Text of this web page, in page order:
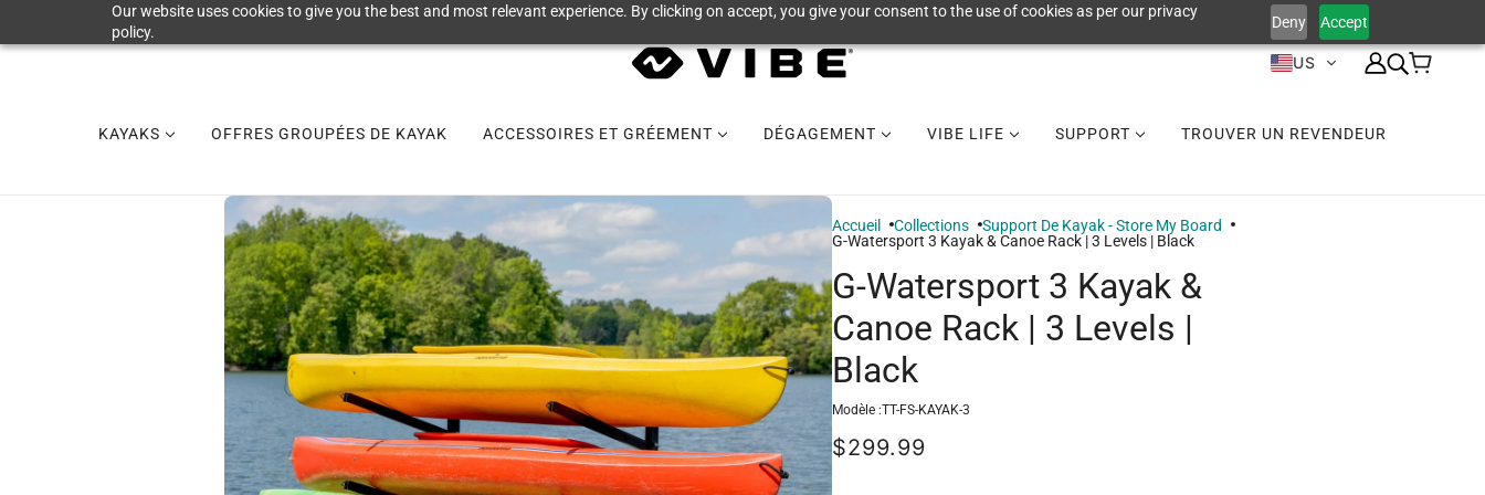
Our website uses cookies to give you the best and most relevant experience. By clicking on accept, you give your consent to the use of cookies as per our privacy
policy.
Deny Accept
US
KAYAKS OFFRES GROUPÉES DE KAYAK ACCESSOIRES ET GRÉEMENT DÉGAGEMENT VIBE LIFE SUPPORT TROUVER UN REVENDEUR
Accueil Collections
Support De Kayak - Store My Board
G-Watersport 3 Kayak & Canoe Rack | 3 Levels | Black
G-Watersport 3 Kayak &
Canoe Rack | 3 Levels |
Black
Modèle :TT-FS-KAYAK-3
$299.99